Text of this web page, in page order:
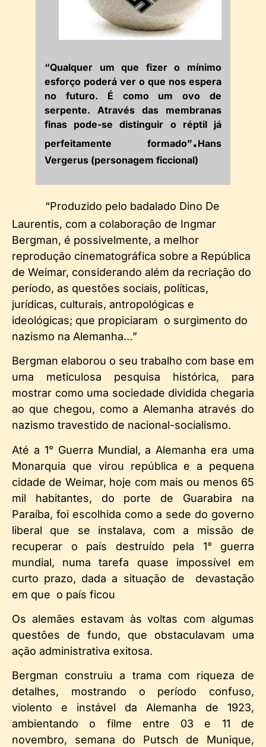
“Qualquer um que fizer o mínimo
esforço poderá ver o que nos espera
no futuro. É como um ovo de
serpente. Através das membranas
finas pode-se distinguir o réptil já
perfeitamente formado”.Hans
Vergerus (personagem ficcional)
“Produzido pelo badalado Dino De
Laurentis, com a colaboração de Ingmar
Bergman, é possivelmente, a melhor
reprodução cinematográfica sobre a República
de Weimar, considerando além da recriação do
período, as questões sociais, políticas,
jurídicas, culturais, antropológicas e
ideológicas; que propiciaram o surgimento do
nazismo na Alemanha…”
Bergman elaborou o seu trabalho com base em
uma meticulosa pesquisa histórica, para
mostrar como uma sociedade dividida chegaria
ao que chegou, como a Alemanha através do
nazismo travestido de nacional-socialismo.
Até a 1° Guerra Mundial, a Alemanha era uma
Monarquia que virou república e a pequena
cidade de Weimar, hoje com mais ou menos 65
mil habitantes, do porte de Guarabira na
Paraíba, foi escolhida como a sede do governo
liberal que se instalava, com a missão de
recuperar o país destruído pela 1° guerra
mundial, numa tarefa quase impossível em
curto prazo, dada a situação de devastação
em que o país ficou
Os alemães estavam às voltas com algumas
questões de fundo, que obstaculavam uma
ação administrativa exitosa.
Bergman construiu a trama com riqueza de
detalhes, mostrando o período confuso,
violento e instável da Alemanha de 1923,
ambientando o filme entre 03 e 11 de
novembro, semana do Putsch de Munique,